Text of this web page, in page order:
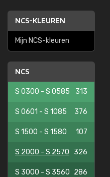
NCS-KLEUREN
Mijn NCS-kleuren
NCS
S 0300 - S 0585 313
S 0601 - S 1085 376
S 1500 - S 1580 107
S 2000 - S 2570 326
S 3000 - S 3560 286